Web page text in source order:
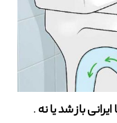
باز شد یا نه.